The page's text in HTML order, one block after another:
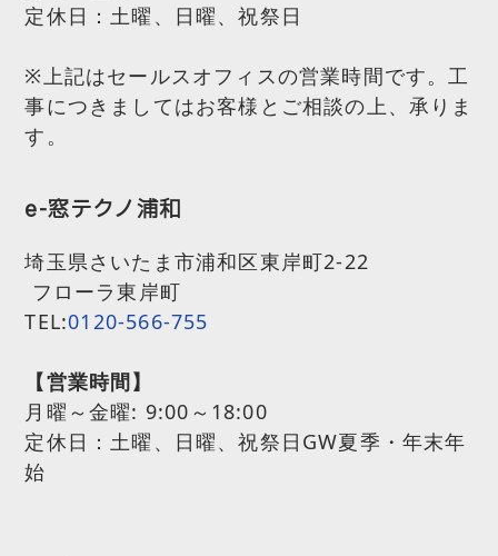
定休日：土曜、日曜、祝祭日
※上記はセールスオフィスの営業時間です。工
事につきましてはお客様とご相談の上、承りま
す。
e-窓テクノ浦和
埼玉県さいたま市浦和区東岸町2-22
フローラ東岸町
TEL:0120-566-755
【営業時間】
月曜～金曜: 9:00～18:00
定休日：土曜、日曜、祝祭日GW夏季・年末年
始